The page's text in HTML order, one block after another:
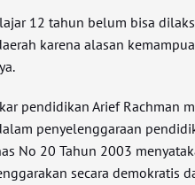
12 tahun belum bisa
karena alasan
pendidikan Arief Rachman
penyelenggaraan
No 20 Tahun 2003
secara demokratis